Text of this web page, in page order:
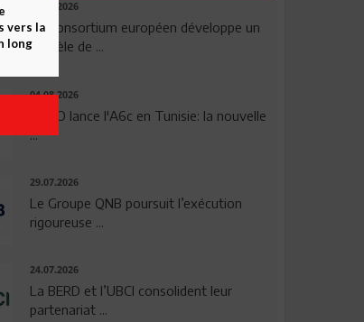
06.08.2026
Un consortium européen développe un
modèle de ...
04.08.2026
OPPO lance l'A6c en Tunisie: la nouvelle
...
29.07.2026
Le Groupe QNB poursuit l’exécution
rigoureuse ...
24.07.2026
La BERD et l’UBCI consolident leur
partenariat ...
vers la
long